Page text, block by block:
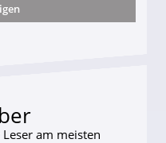
am meisten